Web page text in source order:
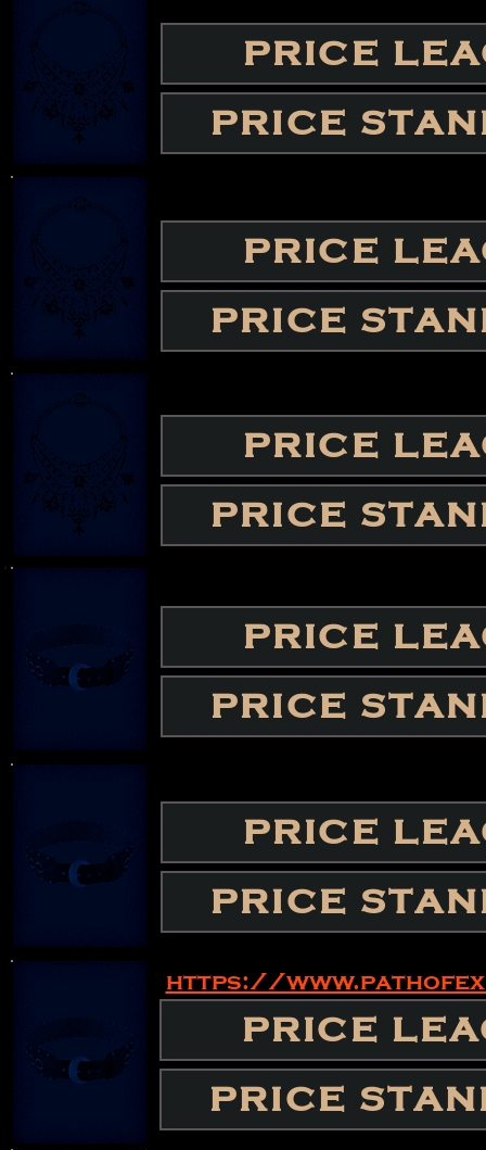
PRICE
PRICE
PRICE
PRICE
PRICE
PRICE
PRICE
PRICE
PRICE
PRICE
https://
PRICE
PRICE
PRICE
PRICE